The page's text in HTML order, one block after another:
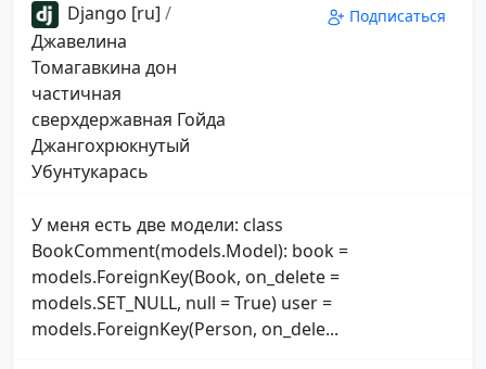
Django [ru] /
Джавелина
Томагавкина дон
частичная
сверхдержавная Гойда
Джангохрюкнутый
Убунтукарась
Подписаться
У меня есть две модели: class
BookComment(models.Model): book =
models.ForeignKey(Book, on_delete =
models.SET_NULL, null = True) user =
models.ForeignKey(Person, on_dele...